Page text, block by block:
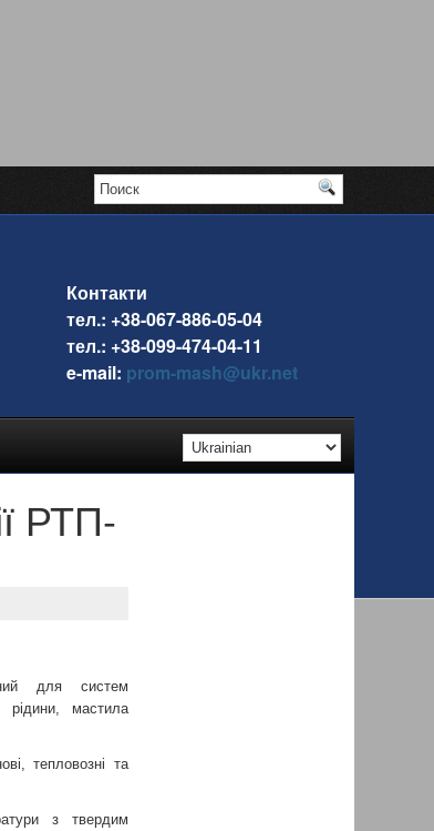
Контакти
тел.: +38-067-886-05-04
тел.: +38-099-474-04-11
e-mail: prom-mash@ukr.net
РТП-
для систем
рідини, мастила
тепловозні та
з твердим